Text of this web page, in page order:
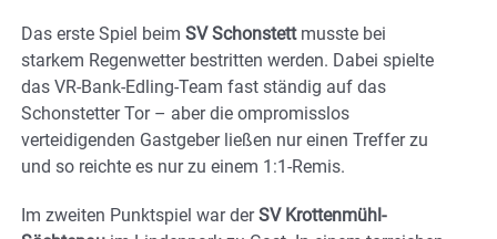
Das erste Spiel beim SV Schonstettmusste bei
starkem Regenwetter bestritten werden. Dabei spielte
das VR-Bank-Edling-Team fast ständig auf das
Schonstetter Tor – aber die ompromisslos
verteidigenden Gastgeber ließen nur einen Treffer zu
und so reichte es nur zu einem 1:1-Remis.
Im zweiten Punktspiel war derSV Krottenmühl-